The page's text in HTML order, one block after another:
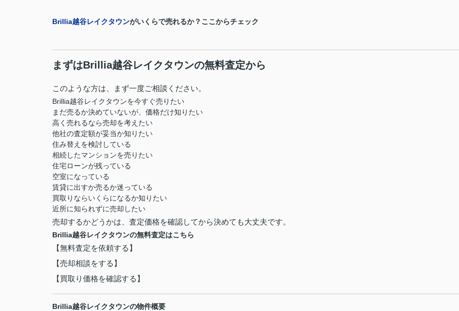
Brillia越谷レイクタウンがいくらで売れるか？ここからチェック
まずはBrillia越谷レイクタウンの無料査定から
このような方は、まず一度ご相談ください。
Brillia越谷レイクタウンを今すぐ売りたい
まだ売るか決めていないが、価格だけ知りたい
高く売れるなら売却を考えたい
他社の査定額が妥当か知りたい
住み替えを検討している
相続したマンションを売りたい
住宅ローンが残っている
空室になっている
賃貸に出すか売るか迷っている
買取りならいくらになるか知りたい
近所に知られずに売却したい
売却するかどうかは、査定価格を確認してから決めても大丈夫です。
Brillia越谷レイクタウンの無料査定はこちら
【無料査定を依頼する】
【売却相談をする】
【買取り価格を確認する】
Brillia越谷レイクタウンの物件概要